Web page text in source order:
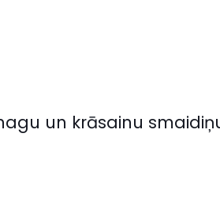
un krāsainu